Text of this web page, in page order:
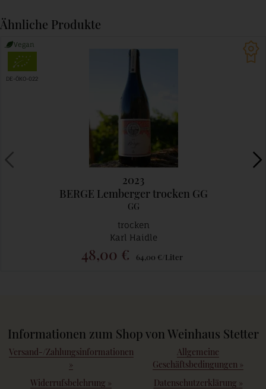
Ähnliche Produkte
2023
BERGE Lemberger trocken GG
GG
Vegan
DE-ÖKO-022
trocken
Karl Haidle
48,00 € 64,00 €/Liter
Informationen zum Shop von Weinhaus Stetter
Versand-/Zahlungsinformationen
»
Allgemeine
Geschäftsbedingungen »
Widerrufsbelehrung » Datenschutzerklärung »